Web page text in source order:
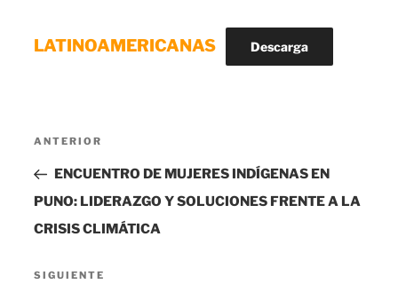
LATINOAMERICANAS Descarga
entradas
Entrada
anterior:
ANTERIOR
ENCUENTRO DE MUJERES INDÍGENAS EN
PUNO: LIDERAZGO Y SOLUCIONES FRENTE A LA
CRISIS CLIMÁTICA
Siguiente
SIGUIENTE